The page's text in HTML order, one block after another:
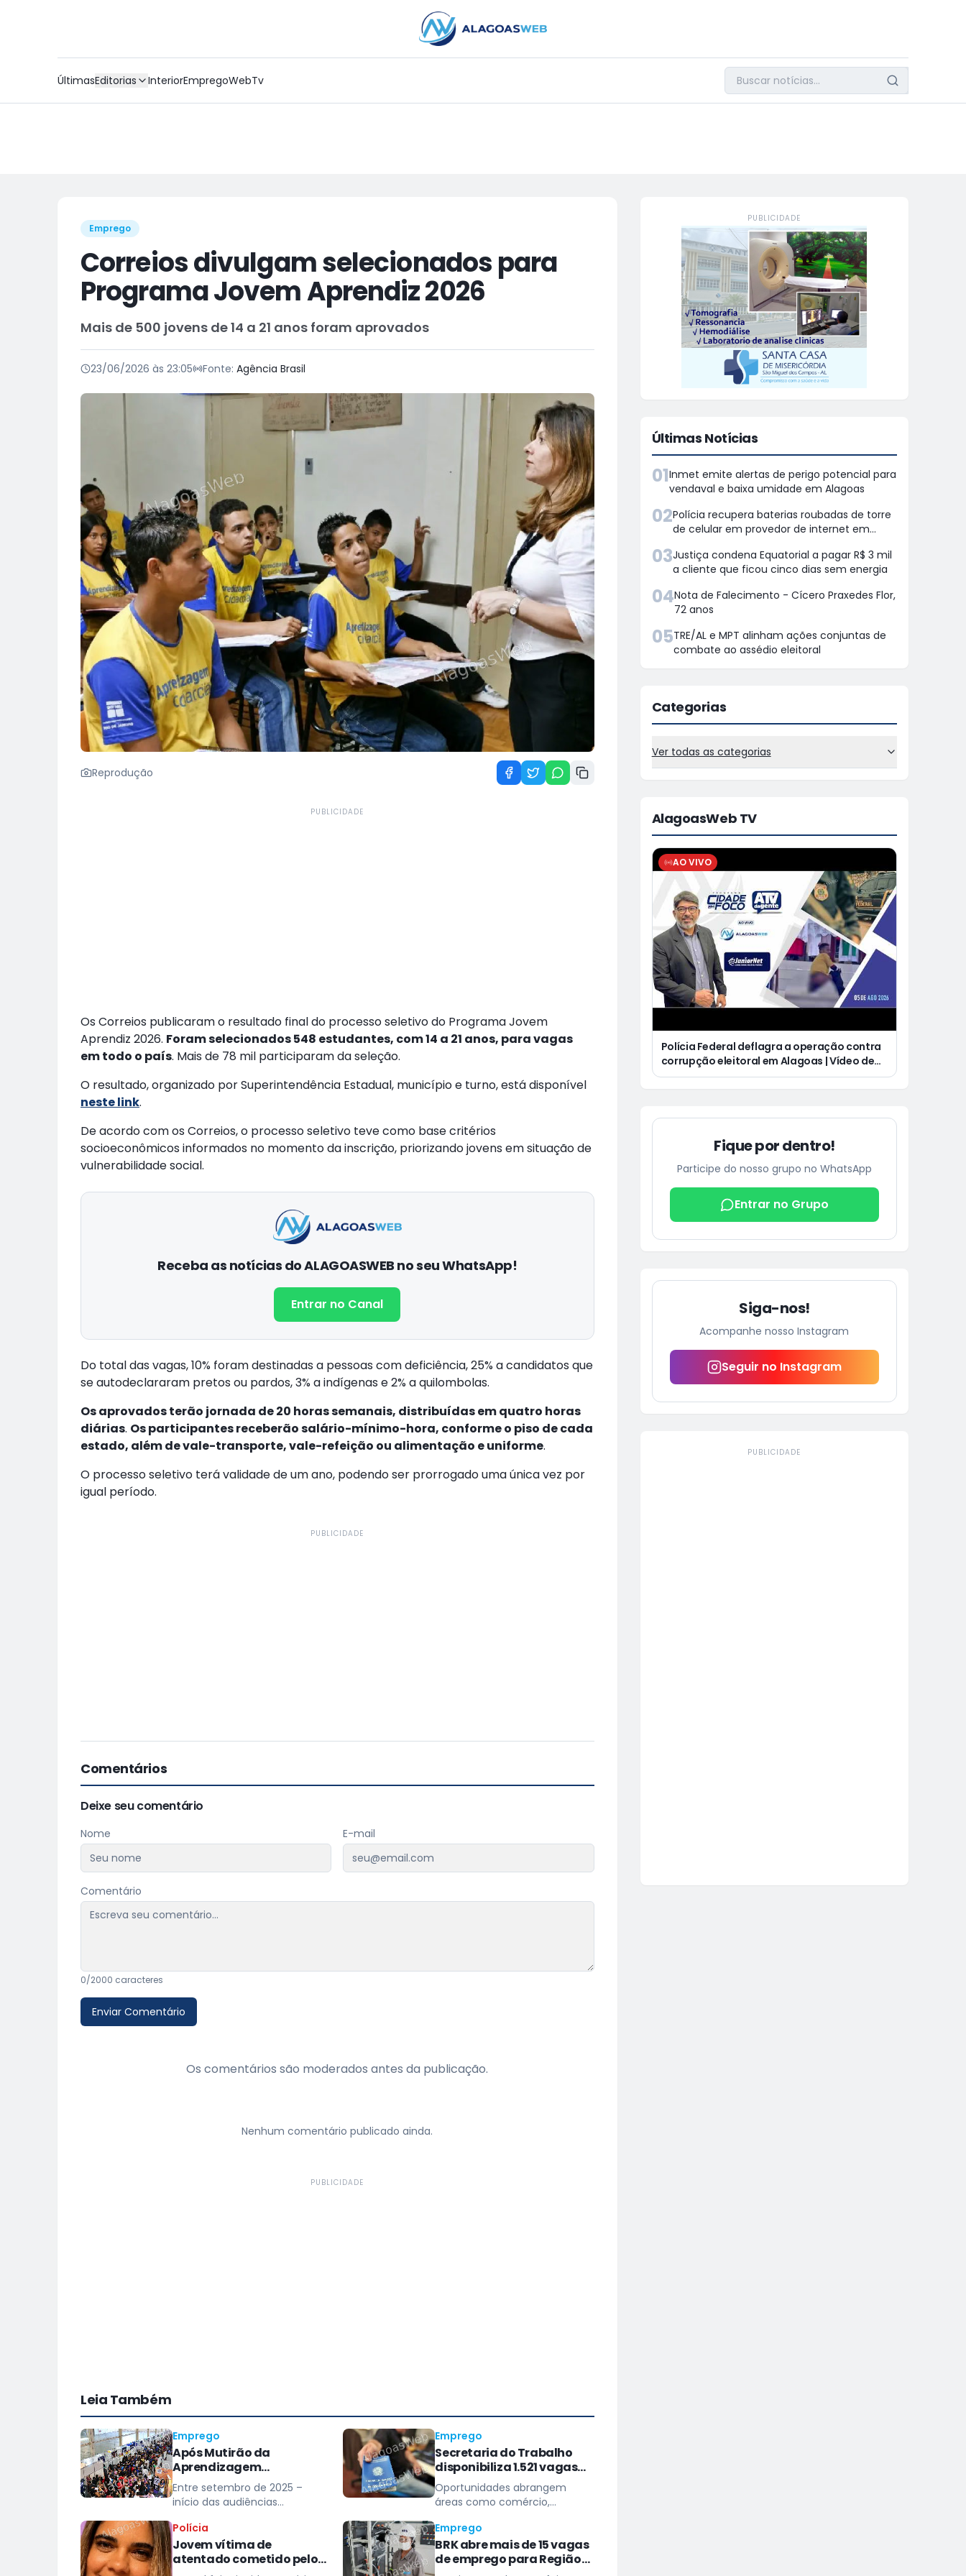
ÚltimasEditorias InteriorEmpregoWebTv
PUBLICIDADE
Emprego
Correios divulgam selecionados para
Programa Jovem Aprendiz 2026
Mais de 500 jovens de 14 a 21 anos foram aprovados
23/06/2026 às 23:05 Fonte: Agência Brasil
Reprodução
PUBLICIDADE
Os Correios publicaram o resultado final do processo seletivo do Programa Jovem
Aprendiz 2026. Foram selecionados 548 estudantes, com 14 a 21 anos, para vagas
em todo o país. Mais de 78 mil participaram da seleção.
O resultado, organizado por Superintendência Estadual, município e turno, está disponível
neste link.
De acordo com os Correios, o processo seletivo teve como base critérios
socioeconômicos informados no momento da inscrição, priorizando jovens em situação de
vulnerabilidade social.
Receba as notícias do ALAGOASWEB no seu WhatsApp!
Entrar no Canal
Do total das vagas, 10% foram destinadas a pessoas com deficiência, 25% a candidatos que
se autodeclararam pretos ou pardos, 3% a indígenas e 2% a quilombolas.
Os aprovados terão jornada de 20 horas semanais, distribuídas em quatro horas
diárias. Os participantes receberão salário-mínimo-hora, conforme o piso de cada
estado, além de vale-transporte, vale-refeição ou alimentação e uniforme.
O processo seletivo terá validade de um ano, podendo ser prorrogado uma única vez por
igual período.
PUBLICIDADE
Comentários
Deixe seu comentário
Nome E-mail
Comentário
0/2000 caracteres
Enviar Comentário
Os comentários são moderados antes da publicação.
Nenhum comentário publicado ainda.
PUBLICIDADE
Leia Também
Emprego
Após Mutirão da
Aprendizagem
Profissional, Alagoas
registra aumento de mais
de 800 jovens aprendizes
contratados
Entre setembro de 2025 –
início das audiências
e abril deste ano, saldo de
jovens aprendizes passou de
6.642 para 7.515
Emprego
Secretaria do Trabalho
disponibiliza 1.521 vagas
de emprego pelo Sine
Maceió
Oportunidades abrangem
áreas como comércio,
civil, logística e indústria
Polícia
Jovem vítima de
atentado cometido pelo
Emprego
BRK abre mais de 15 vagas
de emprego para Região
PUBLICIDADE
Últimas Notícias
01Inmet emite alertas de perigo potencial para
vendaval e baixa umidade em Alagoas
02Polícia recupera baterias roubadas de torre
de celular em provedor de internet em
03Justiça condena Equatorial a pagar R$ 3 mil
a cliente que ficou cinco dias sem energia
04Nota de Falecimento - Cícero Praxedes Flor,
72 anos
05TRE/AL e MPT alinham ações conjuntas de
combate ao assédio eleitoral
Categorias
Ver todas as categorias
AlagoasWeb TV
AO VIVO
Polícia Federal deflagra a operação contra
corrupção eleitoral em Alagoas | Vídeo de
homem defecando durante missa gera
Fique por dentro!
Participe do nosso grupo no WhatsApp
Entrar no Grupo
Siga-nos!
Acompanhe nosso Instagram
Seguir no Instagram
PUBLICIDADE